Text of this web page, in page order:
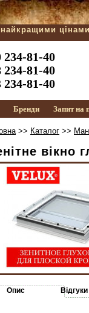
найкращими
234-81-40
234-81-40
234-81-40
Бренди Запит на
>> Каталог >>
вікно
Опис Відгуки